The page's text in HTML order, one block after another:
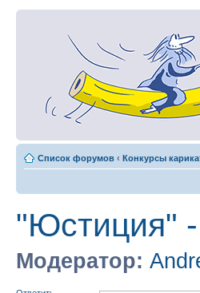
Список форумов ‹ Конкурсы
"Юстиция" -
Модератор: